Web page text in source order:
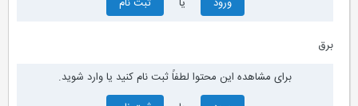
برق
برای مشاهده این محتوا لطفاً ثبت نام کنید یا وارد شوید.